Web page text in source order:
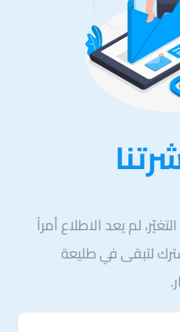
لم يعد الاطلاع أمراً
لتبقى في طليعة